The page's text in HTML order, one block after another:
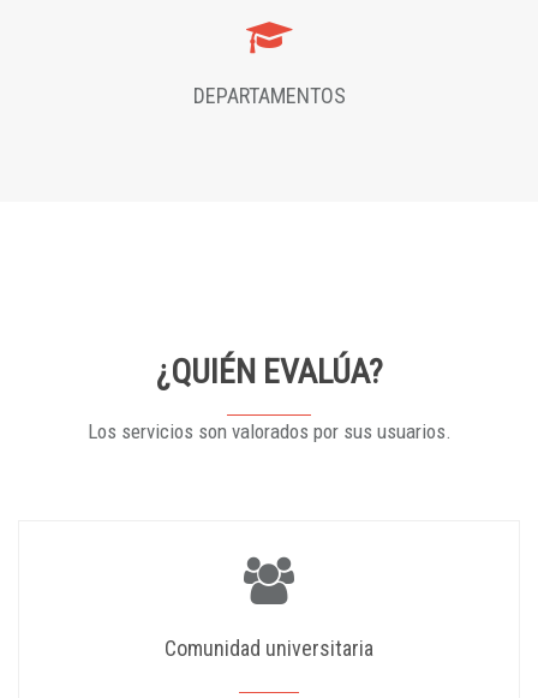
DEPARTAMENTOS
¿QUIÉN EVALÚA?
Los servicios son valorados por sus usuarios.
Comunidad universitaria